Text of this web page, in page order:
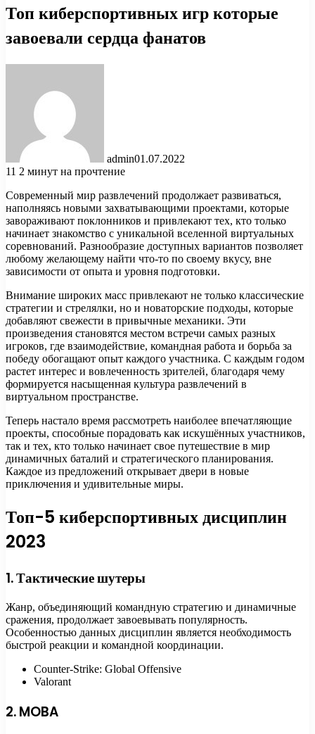
Топ киберспортивных игр которые
завоевали сердца фанатов
admin01.07.2022
11 2 минут на прочтение
Современный мир развлечений продолжает развиваться,
наполняясь новыми захватывающими проектами, которые
завораживают поклонников и привлекают тех, кто только
начинает знакомство с уникальной вселенной виртуальных
соревнований. Разнообразие доступных вариантов позволяет
любому желающему найти что-то по своему вкусу, вне
зависимости от опыта и уровня подготовки.
Внимание широких масс привлекают не только классические
стратегии и стрелялки, но и новаторские подходы, которые
добавляют свежести в привычные механики. Эти
произведения становятся местом встречи самых разных
игроков, где взаимодействие, командная работа и борьба за
победу обогащают опыт каждого участника. С каждым годом
растет интерес и вовлеченность зрителей, благодаря чему
формируется насыщенная культура развлечений в
виртуальном пространстве.
Теперь настало время рассмотреть наиболее впечатляющие
проекты, способные порадовать как искушённых участников,
так и тех, кто только начинает свое путешествие в мир
динамичных баталий и стратегического планирования.
Каждое из предложений открывает двери в новые
приключения и удивительные миры.
Топ-5 киберспортивных дисциплин
2023
1. Тактические шутеры
Жанр, объединяющий командную стратегию и динамичные
сражения, продолжает завоевывать популярность.
Особенностью данных дисциплин является необходимость
быстрой реакции и командной координации.
Counter-Strike: Global Offensive
Valorant
2. MOBA